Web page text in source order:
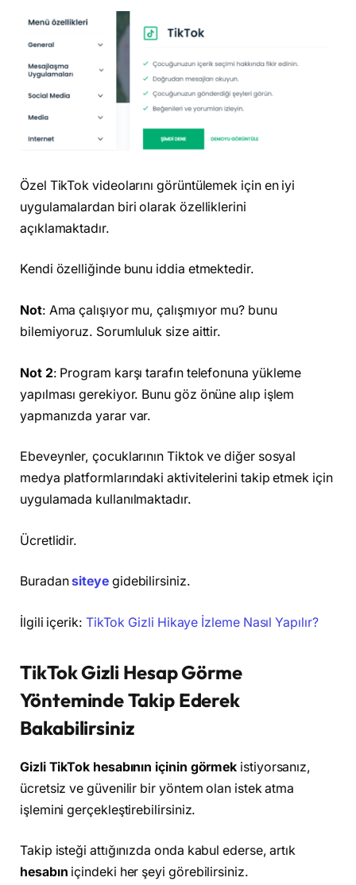
Özel TikTok videolarını görüntülemek için en iyi
uygulamalardan biri olarak özelliklerini
açıklamaktadır.
Kendi özelliğinde bunu iddia etmektedir.
Not: Ama çalışıyor mu, çalışmıyor mu? bunu
bilemiyoruz. Sorumluluk size aittir.
Not 2: Program karşı tarafın telefonuna yükleme
yapılması gerekiyor. Bunu göz önüne alıp işlem
yapmanızda yarar var.
Ebeveynler, çocuklarının Tiktok ve diğer sosyal
medya platformlarındaki aktivitelerini takip etmek için
uygulamada kullanılmaktadır.
Ücretlidir.
Buradan siteye gidebilirsiniz.
İlgili içerik: TikTok Gizli Hikaye İzleme Nasıl Yapılır?
TikTok Gizli Hesap Görme
Yönteminde Takip Ederek
Bakabilirsiniz
Gizli TikTok hesabının içinin görmek istiyorsanız,
ücretsiz ve güvenilir bir yöntem olan istek atma
işlemini gerçekleştirebilirsiniz.
Takip isteği attığınızda onda kabul ederse, artık
hesabın içindeki her şeyi görebilirsiniz.